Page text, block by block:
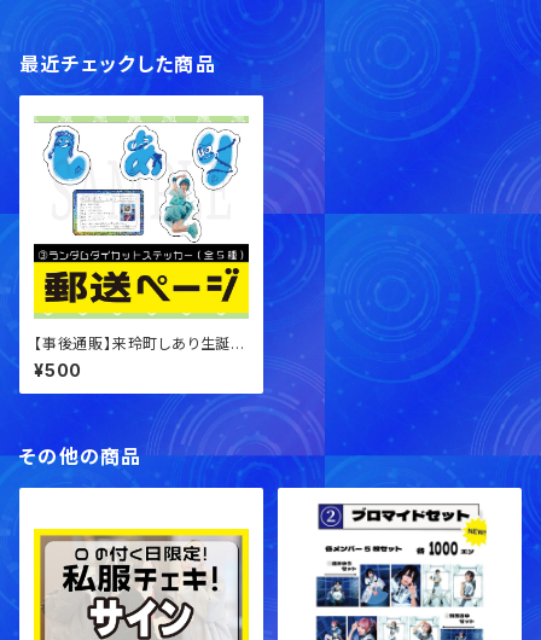
最近チェックした商品
【事後通販】来玲町しあり生誕祭
2025 ランダムダイカットステッ
カー(全5種)【現品限り】
¥500
その他の商品